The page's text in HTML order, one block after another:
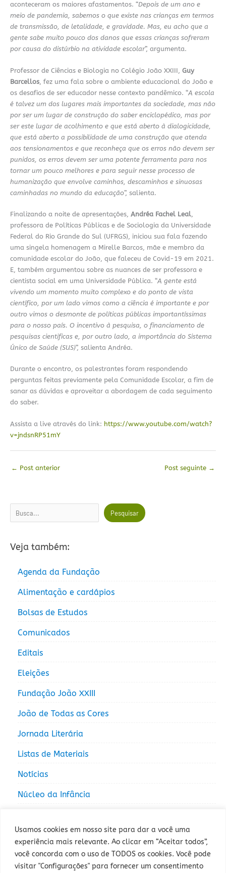
Usamos cookies em nosso site para dar a você uma
experiência mais relevante. Ao clicar em “Aceitar todos”,
você concorda com o uso de TODOS os cookies. Você pode
visitar "Configurações" para fornecer um consentimento
aconteceram os maiores afastamentos. “Depois de um ano e
meio de pandemia, sabemos o que existe nas crianças em termos
de transmissão, de letalidade, e gravidade. Mas, eu acho que a
gente sabe muito pouco dos danos que essas crianças sofreram
por causa do distúrbio na atividade escolar”, argumenta.
Professor de Ciências e Biologia no Colégio João XXIII, Guy
Barcellos , fez uma fala sobre o ambiente educacional do João e
os desafios de ser educador nesse contexto pandêmico. “A escola
é talvez um dos lugares mais importantes da sociedade, mas não
por ser um lugar de construção do saber enciclopédico, mas por
ser este lugar de acolhimento e que está aberto à dialogicidade,
que está aberto a possibilidade de uma construção que atenda
aos tensionamentos e que reconheça que os erros não devem ser
punidos, os erros devem ser uma potente ferramenta para nos
tornar um pouco melhores e para seguir nesse processo de
humanização que envolve caminhos, descaminhos e sinuosas
caminhadas no mundo da educação”, salienta.
Finalizando a noite de apresentações, Andréa Fachel Leal
professora de Políticas Públicas e de Sociologia da Universidade
Federal do Rio Grande do Sul (UFRGS), iniciou sua fala fazendo
uma singela homenagem a Mirelle Barcos, mãe e membro da
comunidade escolar do João, que faleceu de Covid-19 em 2021.
E, também argumentou sobre as nuances de ser professora e
cientista social em uma Universidade Pública. “A gente está
vivendo um momento muito complexo e do ponto de vista
científico, por um lado vimos como a ciência é importante e por
outro vimos o desmonte de políticas públicas importantíssimas
para o nosso país. O incentivo à pesquisa, o financiamento de
pesquisas cientificas e, por outro lado, a importância do Sistema
Único de Saúde (SUS)”, salienta Andréa.
Durante o encontro, os palestrantes foram respondendo
perguntas feitas previamente pela Comunidade Escolar, a fim de
sanar as dúvidas e aproveitar a abordagem de cada seguimento
do saber.
Assista a live através do link: https://www.youtube.com/watch?
v=jndsnRP51mY
← Post anterior Post seguinte →
Pesquisar Pesquisar
Veja também:
Agenda da Fundação
Alimentação e cardápios
Bolsas de Estudos
Comunicados
Editais
Eleições
Fundação João XXIII
João de Todas as Cores
Jornada Literária
Listas de Materiais
Notícias
Núcleo da Infância